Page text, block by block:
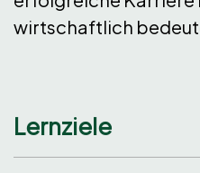
wirtschaftlich
Lernziele